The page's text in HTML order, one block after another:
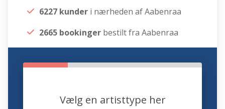
6227 kunder i nærheden af Aabenraa
2665 bookinger bestilt fra Aabenraa
Vælg en artisttype her